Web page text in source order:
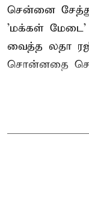
சென்னை
'மக்கள்
வைத்த லதா
சொன்னதை